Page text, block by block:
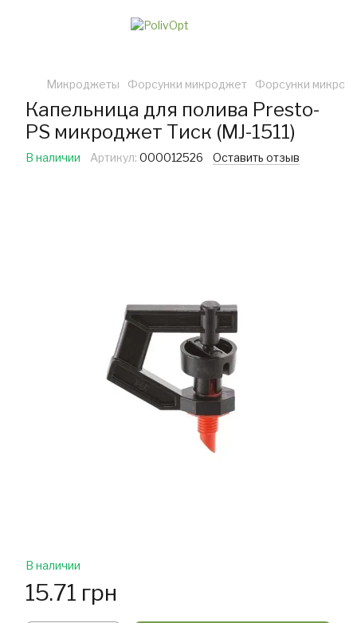
Микроджеты Форсунки микроджет Форсунки
Капельница для полива Presto-
PS микроджет Тиск (MJ-1511)
В наличии Артикул: 000012526 Оставить отзыв
В наличии
15.71 грн